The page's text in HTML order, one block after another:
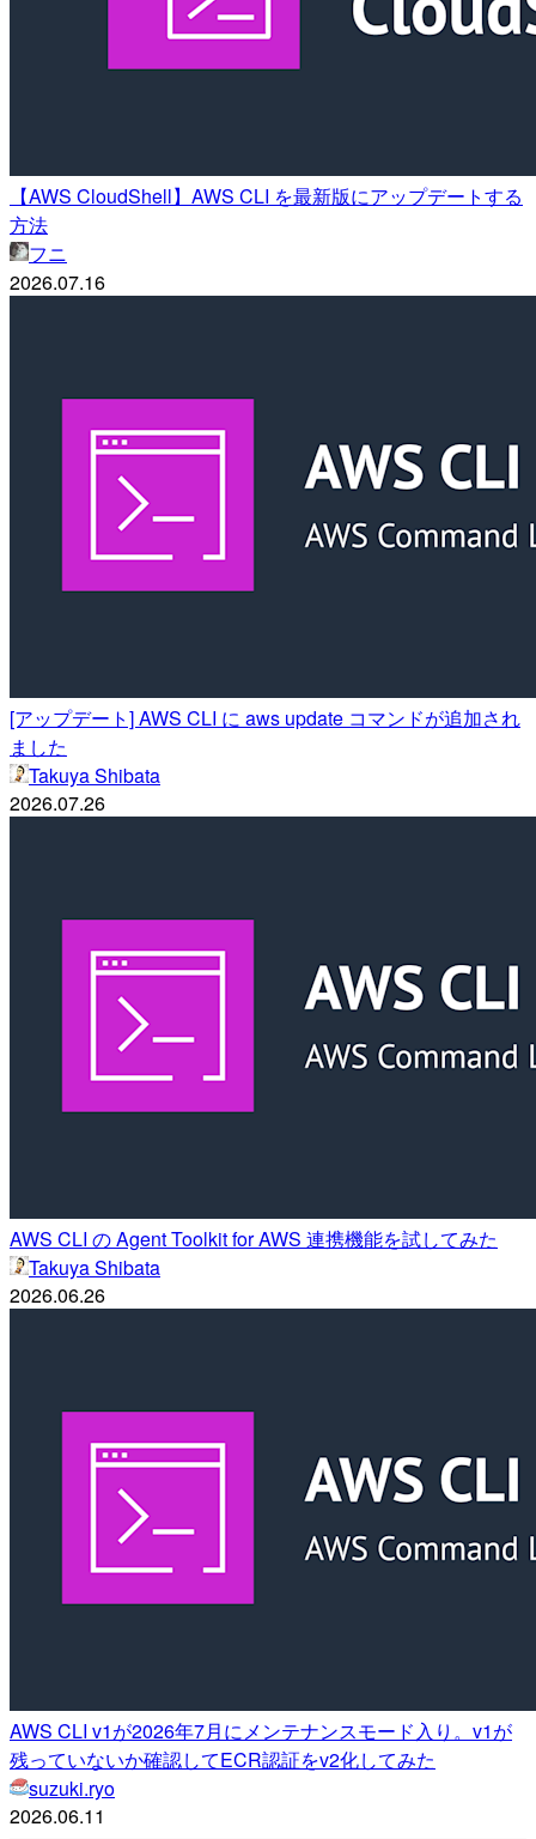
【AWS CloudShell】AWS CLI を最新版にアップデートする
方法
フニ
2026.07.16
[アップデート] AWS CLI に aws update コマンドが追加され
ました
Takuya Shibata
2026.07.26
AWS CLI の Agent Toolkit for AWS 連携機能を試してみた
Takuya Shibata
2026.06.26
AWS CLI v1が2026年7月にメンテナンスモード入り。v1が
残っていないか確認してECR認証をv2化してみた
suzuki.ryo
2026.06.11